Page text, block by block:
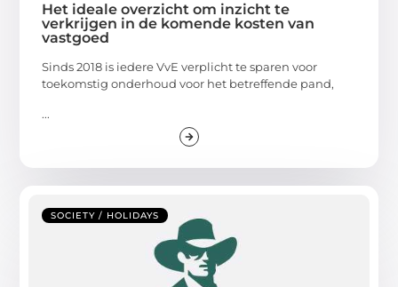
Het ideale overzicht om inzicht te
verkrijgen in de komende kosten van
vastgoed
Sinds 2018 is iedere VvE verplicht te sparen voor
toekomstig onderhoud voor het betreffende pand,
...
SOCIETY / HOLIDAYS